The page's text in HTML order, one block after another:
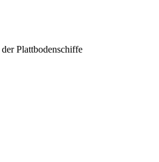
Plattbodenschiffe